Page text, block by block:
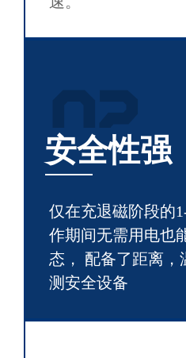
02
安全性强
仅在充退磁阶段的
作期间无需用电也
态， 配备了距离，
测安全设备